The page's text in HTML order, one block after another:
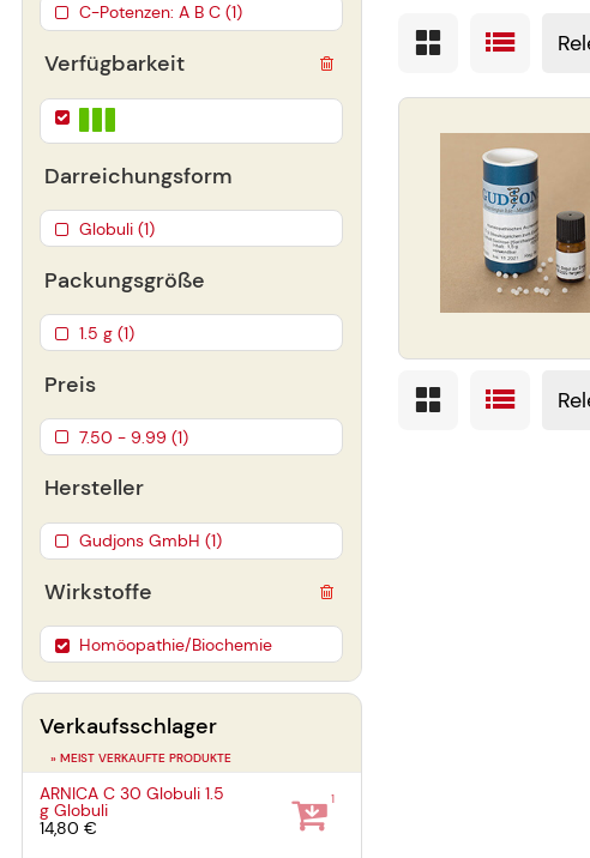
Verfügbarkeit
Darreichungsform
Globuli (1)
Packungsgröße
1.5 g (1)
Preis
7.50 - 9.99 (1)
Hersteller
Gudjons GmbH (1)
Wirkstoffe
Homöopathie/Biochemie
C-Potenzen: A B C (1)
Verkaufsschlager
» MEIST VERKAUFTE PRODUKTE
ARNICA C 30 Globuli1.5
gGlobuli
14,80 €
1